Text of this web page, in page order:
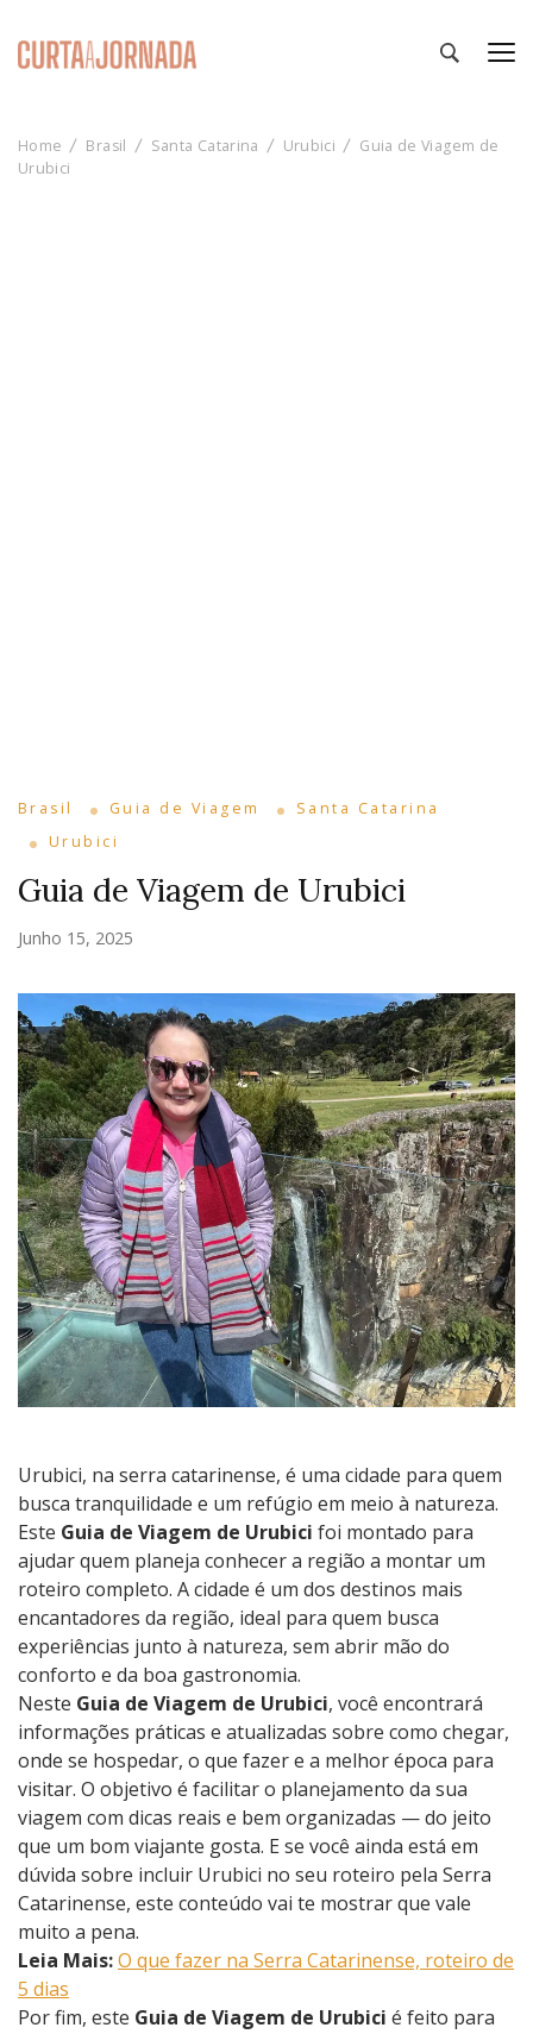
Home Brasil Santa Catarina Urubici
Guia de Viagem de
Urubici
Brasil Guia de Viagem
Santa Catarina
Urubici
Guia de Viagem de Urubici
Junho 15, 2025
Urubici, na serra catarinense, é uma cidade para quem
busca tranquilidade e um refúgio em meio à natureza.
Este Guia de Viagem de Urubici foi montado para
ajudar quem planeja conhecer a região a montar um
roteiro completo. A cidade é um dos destinos mais
encantadores da região, ideal para quem busca
experiências junto à natureza, sem abrir mão do
conforto e da boa gastronomia.
Neste Guia de Viagem de Urubici, você encontrará
informações práticas e atualizadas sobre como chegar,
onde se hospedar, o que fazer e a melhor época para
visitar. O objetivo é facilitar o planejamento da sua
viagem com dicas reais e bem organizadas — do jeito
que um bom viajante gosta. E se você ainda está em
dúvida sobre incluir Urubici no seu roteiro pela Serra
Catarinense, este conteúdo vai te mostrar que vale
muito a pena.
Leia Mais:O que fazer na Serra Catarinense, roteiro de
5 dias
Por fim, este Guia de Viagem de Urubici é feito para